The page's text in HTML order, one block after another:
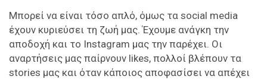
Μπορεί να είναι τόσο απλό, όμως τα social media
έχουν κυριεύσει τη ζωή μας. Έχουμε ανάγκη την
αποδοχή και το Instagram μας την παρέχει. Οι
αναρτήσεις μας παίρνουν likes, πολλοί βλέπουν τα
stories μας και όταν κάποιος αποφασίσει να απέχει